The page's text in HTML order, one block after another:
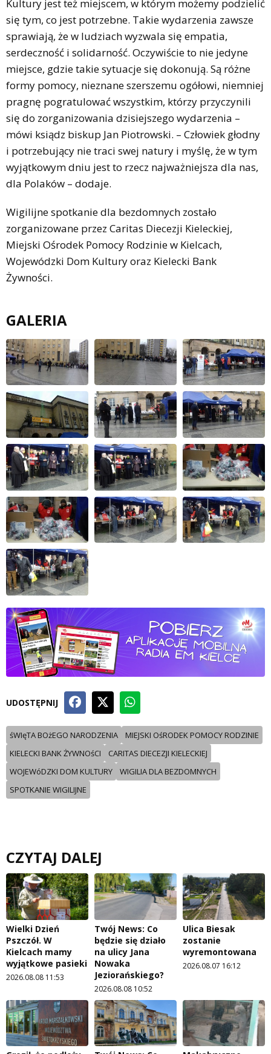
Kultury jest też miejscem, w którym możemy podzielić
się tym, co jest potrzebne. Takie wydarzenia zawsze
sprawiają, że w ludziach wyzwala się empatia,
serdeczność i solidarność. Oczywiście to nie jedyne
miejsce, gdzie takie sytuacje się dokonują. Są różne
formy pomocy, nieznane szerszemu ogółowi, niemniej
pragnę pogratulować wszystkim, którzy przyczynili
się do zorganizowania dzisiejszego wydarzenia –
mówi ksiądz biskup Jan Piotrowski. – Człowiek głodny
i potrzebujący nie traci swej natury i myślę, że w tym
wyjątkowym dniu jest to rzecz najważniejsza dla nas,
dla Polaków – dodaje.
Wigilijne spotkanie dla bezdomnych zostało
zorganizowane przez Caritas Diecezji Kieleckiej,
Miejski Ośrodek Pomocy Rodzinie w Kielcach,
Wojewódzki Dom Kultury oraz Kielecki Bank
Żywności.
GALERIA
UDOSTĘPNIJ
śWIęTA BOżEGO NARODZENIA
MIEJSKI OśRODEK POMOCY RODZINIE
KIELECKI BANK ŻYWNOśCI
CARITAS DIECEZJI KIELECKIEJ
WOJEWóDZKI DOM KULTURY
WIGILIA DLA BEZDOMNYCH
SPOTKANIE WIGILIJNE
CZYTAJ DALEJ
Wielki Dzień
Pszczół. W
Kielcach mamy
wyjątkowe pasieki
2026.08.08 11:53
Twój News: Co
będzie się działo
na ulicy Jana
Nowaka
Jeziorańskiego?
2026.08.08 10:52
Ulica Biesak
zostanie
wyremontowana
2026.08.07 16:12